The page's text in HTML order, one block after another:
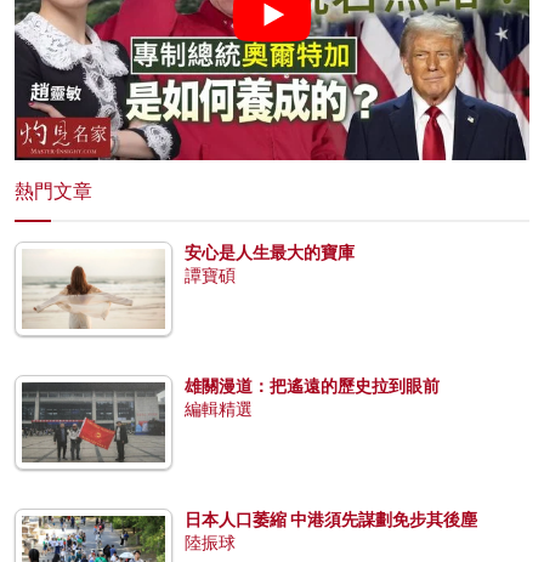
熱門文章
安心是人生最大的寶庫
譚寶碩
雄關漫道：把遙遠的歷史拉到眼前
編輯精選
日本人口萎縮 中港須先謀劃免步其後塵
陸振球